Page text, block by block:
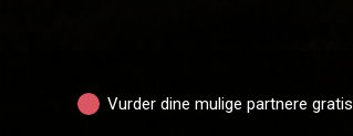
Vurder dine mulige partnere gratis